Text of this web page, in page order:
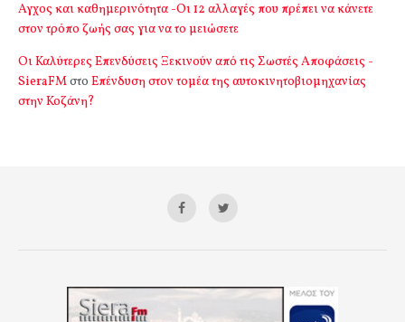
Αγχος και καθημερινότητα -Οι 12 αλλαγές που πρέπει να κάνετε
στον τρόπο ζωής σας για να το μειώσετε
Οι Καλύτερες Επενδύσεις Ξεκινούν από τις Σωστές Αποφάσεις -
SieraFMστο Επένδυση στον τομέα της αυτοκινητοβιομηχανίας
στην Κοζάνη?